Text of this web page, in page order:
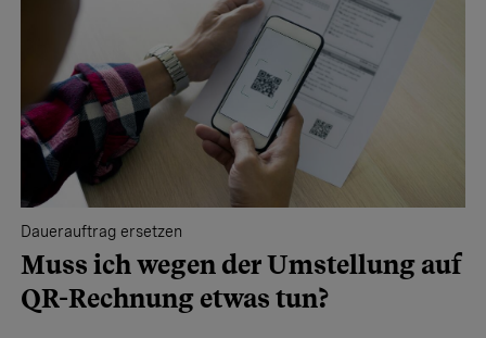
Dauerauftrag ersetzen
Muss ich wegen der Umstellung auf
QR-Rechnung etwas tun?